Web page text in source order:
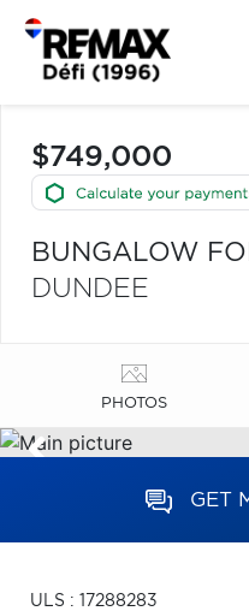
$749,000
BUNGALOW
DUNDEE
PHOTOS
GET
ULS : 17288283